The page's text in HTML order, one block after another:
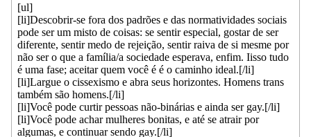
[ul]
[li]Descobrir-se fora dos padrões e das normatividades sociais
pode ser um misto de coisas: se sentir especial, gostar de ser
diferente, sentir medo de rejeição, sentir raiva de si mesme por
não ser o que a família/a sociedade esperava, enfim. Iisso tudo
é uma fase; aceitar quem você é é o caminho ideal.[/li]
[li]Largue o cissexismo e abra seus horizontes. Homens trans
também são homens.[/li]
[li]Você pode curtir pessoas não-binárias e ainda ser gay.[/li]
[li]Você pode achar mulheres bonitas, e até se atrair por
algumas, e continuar sendo gay.[/li]